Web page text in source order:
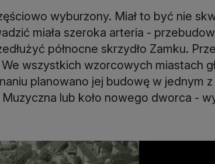
wyburzony. Miał to być nie
miała szeroka arteria -
północne skrzydło Zamku.
wszystkich wzorcowych miastach
planowano jej budowę w jednym
lub koło nowego dworca -